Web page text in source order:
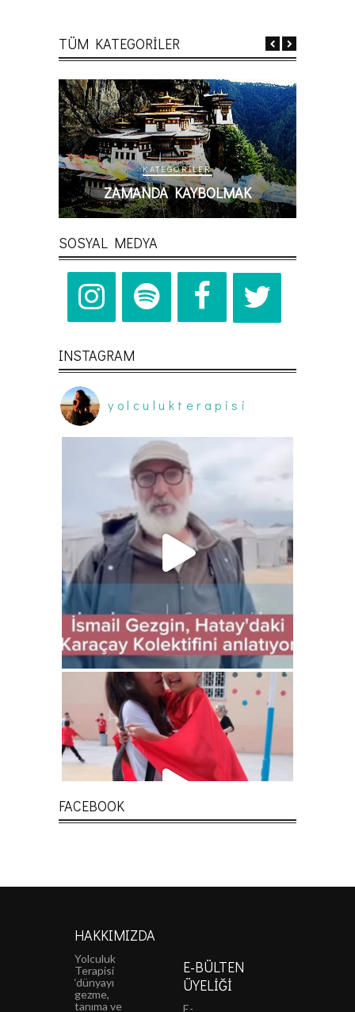
TÜM KATEGORİLER
KATEGORILER
ZAMANDA KAYBOLMAK
SOSYAL MEDYA
INSTAGRAM
yolculukterapisi
FACEBOOK
HAKKIMIZDA
Yolculuk
Terapisi
‘dünyayı
gezme,
tanıma ve
E-BÜLTEN
ÜYELIĞI
E-